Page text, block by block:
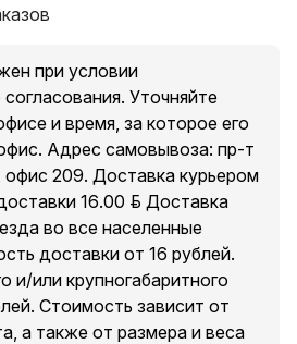
лазера
при условии
Уточняйте
и время, за которое его
Адрес самовывоза: пр-т
209. Доставка курьером
16.00 руб. Доставка
во все населенные
доставки от 16 рублей.
и/или крупногабаритного
Стоимость зависит от
а также от размера и веса